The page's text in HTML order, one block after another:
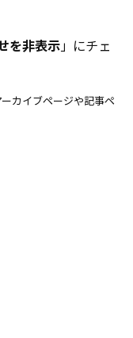
を非表示」にチェ
カイブページや記事ペ